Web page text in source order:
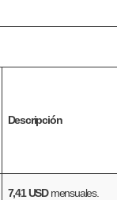
Descripción
7,41 USDmensuales.